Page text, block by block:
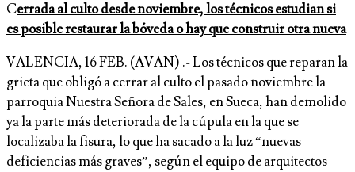
Cerrada al culto desde noviembre, los técnicos estudian si
es posible restaurar la bóveda o hay que construir otra nueva
VALENCIA, 16 FEB. (AVAN) .- Los técnicos que reparan la
grieta que obligó a cerrar al culto el pasado noviembre la
parroquia Nuestra Señora de Sales, en Sueca, han demolido
ya la parte más deteriorada de la cúpula en la que se
localizaba la fisura, lo que ha sacado a la luz “nuevas
deficiencias más graves”, según el equipo de arquitectos